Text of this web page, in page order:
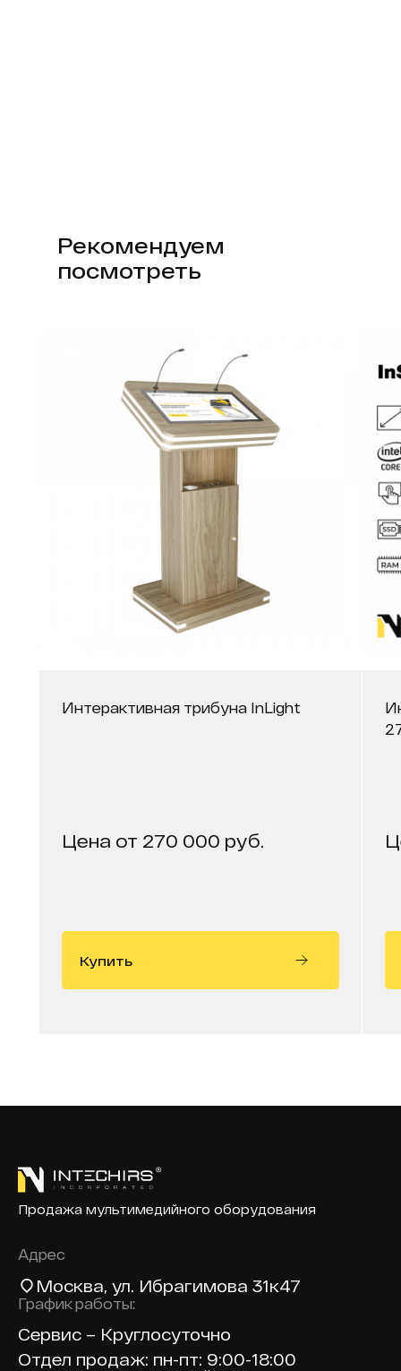
Рекомендуем
посмотреть
Интерактивная трибуна InLight
Цена от 270 000 руб.
Купить
Продажа мультимедийного оборудования
Адрес
Москва, ул. Ибрагимова 31к47
График работы:
Сервис – Круглосуточно
Отдел продаж: пн-пт: 9:00-18:00